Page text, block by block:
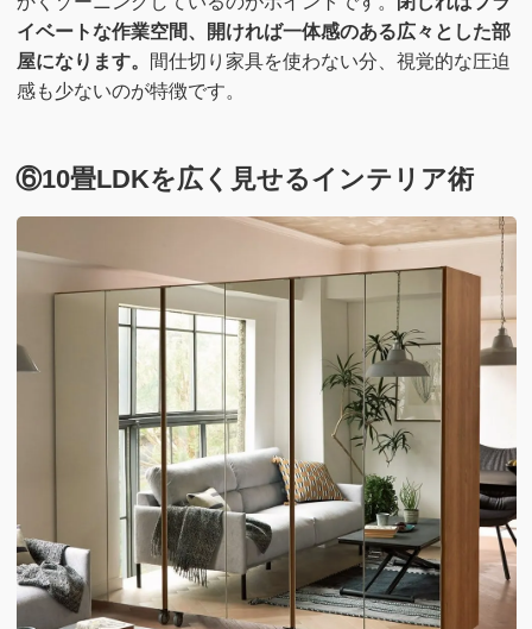
イベートな作業空間、開ければ一体感のある広々とした部
屋になります。
間仕切り家具を使わない分、視覚的な圧迫
感も少ないのが特徴です。
⑥10畳LDKを広く見せるインテリア術